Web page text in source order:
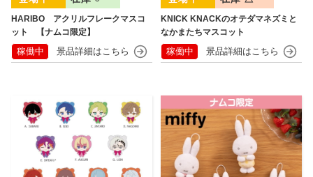
HARIBO アクリルフレークマスコ
ット 【ナムコ限定】
稼働中
KNICK KNACKのオテダマネズミと
なかまたちマスコット
稼働中